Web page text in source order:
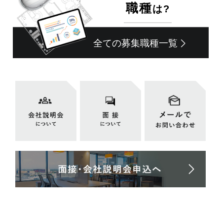
職種は?
全ての募集職種一覧